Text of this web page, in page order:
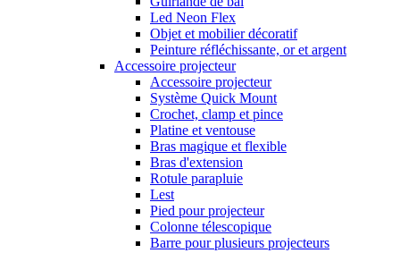
Led Neon Flex
Objet et mobilier décoratif
Peinture réfléchissante, or et argent
Accessoire projecteur
Accessoire projecteur
Système Quick Mount
Crochet, clamp et pince
Platine et ventouse
Bras magique et flexible
Bras d'extension
Rotule parapluie
Lest
Pied pour projecteur
Colonne télescopique
Barre pour plusieurs projecteurs